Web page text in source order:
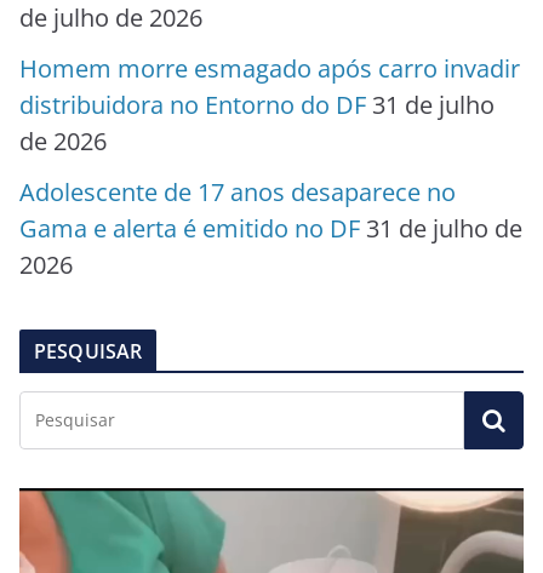
de julho de 2026
Homem morre esmagado após carro invadir
distribuidora no Entorno do DF 31 de julho
de 2026
Adolescente de 17 anos desaparece no
Gama e alerta é emitido no DF 31 de julho de
2026
PESQUISAR